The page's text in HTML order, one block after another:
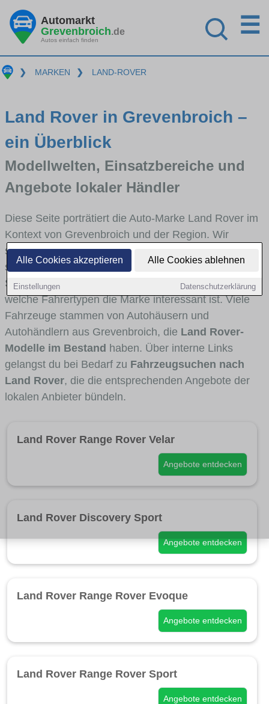
Alle Cookies akzeptieren Alle Cookies ablehnen
Einstellungen Datenschutzerklärung
Automarkt
Grevenbroich.de
Autos einfach finden
☰
❯ MARKEN ❯ LAND-ROVER
Land Rover in Grevenbroich –
ein Überblick
Modellwelten, Einsatzbereiche und
Angebote lokaler Händler
Diese Seite porträtiert die Auto-Marke Land Rover im
Kontext von Grevenbroich und der Region. Wir
skizzieren, in welchen Fahrzeugklassen Land Rover
stark vertreten ist, welche Modellreihen häufig im
Stadt- und Umlandverkehr zu sehen sind und für
welche Fahrertypen die Marke interessant ist. Viele
Fahrzeuge stammen von Autohäusern und
Autohändlern aus Grevenbroich, die Land Rover-
Modelle im Bestand haben. Über interne Links
gelangst du bei Bedarf zu Fahrzeugsuchen nach
Land Rover, die die entsprechenden Angebote der
lokalen Anbieter bündeln.
Land Rover Range Rover Velar
Angebote entdecken
Land Rover Discovery Sport
Angebote entdecken
Land Rover Range Rover Evoque
Angebote entdecken
Land Rover Range Rover Sport
Angebote entdecken